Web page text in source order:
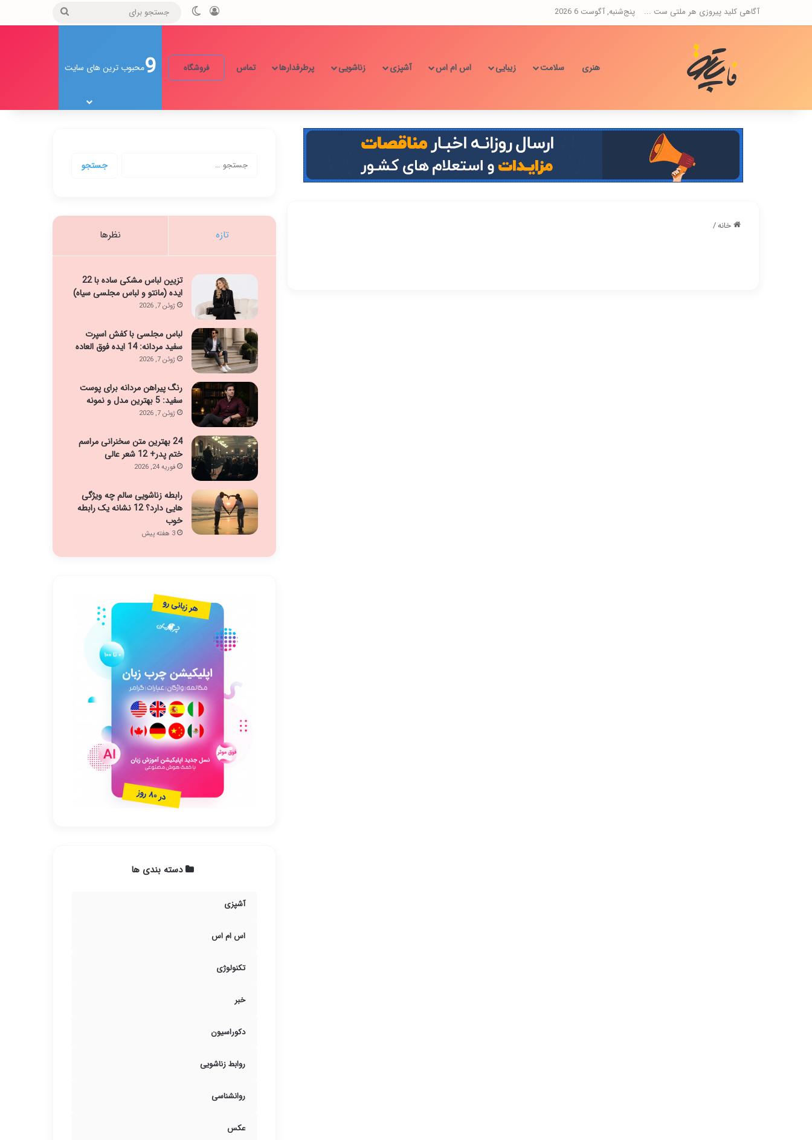
آگاهی کلید پیروزی هر ملتی ست ... پنج‌شنبه, آگوست 6 2026 ورود تغییر پوسته
جستجو
هنری سلامت زیبایی اس ام اس آشپزی زناشویی پرطرفدارها تماس فروشگاه 9محبوب ترین های سایت
خانه/
تازه نظرها
تزیین لباس مشکی ساده با 22
ایده (مانتو و لباس مجلسی سیاه)
ژوئن 7, 2026
لباس مجلسی با کفش اسپرت
سفید مردانه: 14 ایده فوق العاده
ژوئن 7, 2026
رنگ پیراهن مردانه برای پوست
سفید: 5 بهترین مدل و نمونه
ژوئن 7, 2026
24 بهترین متن سخنرانی مراسم
ختم پدر+ 12 شعر عالی
فوریه 24, 2026
رابطه زناشویی سالم چه ویژگی
هایی دارد؟ 12 نشانه یک رابطه
خوب
3 هفته پیش
دسته بندی ها
آشپزی
اس ام اس
تکنولوژی
خبر
دکوراسیون
روابط زناشویی
روانشناسی
عکس